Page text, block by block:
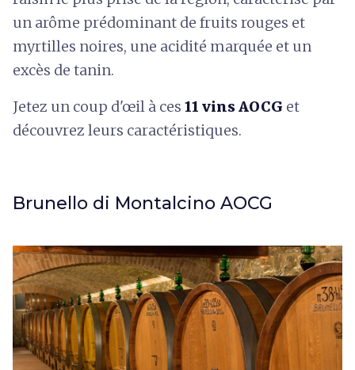
un arôme prédominant de fruits rouges et
myrtilles noires, une acidité marquée et un
excès de tanin.
Jetez un coup d'œil à ces 11 vins AOCG et
découvrez leurs caractéristiques.
Brunello di Montalcino AOCG